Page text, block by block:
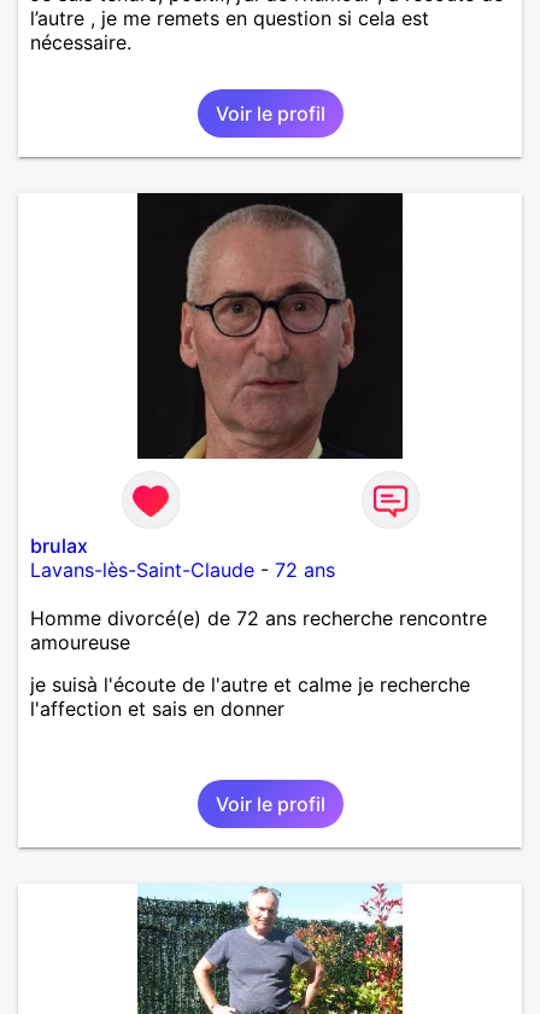
l’autre , je me remets en question si cela est
nécessaire.
Voir le profil
brulax
Lavans-lès-Saint-Claude - 72 ans
Homme divorcé(e) de 72 ans recherche rencontre
amoureuse
je suisà l'écoute de l'autre et calme je recherche
l'affection et sais en donner
Voir le profil